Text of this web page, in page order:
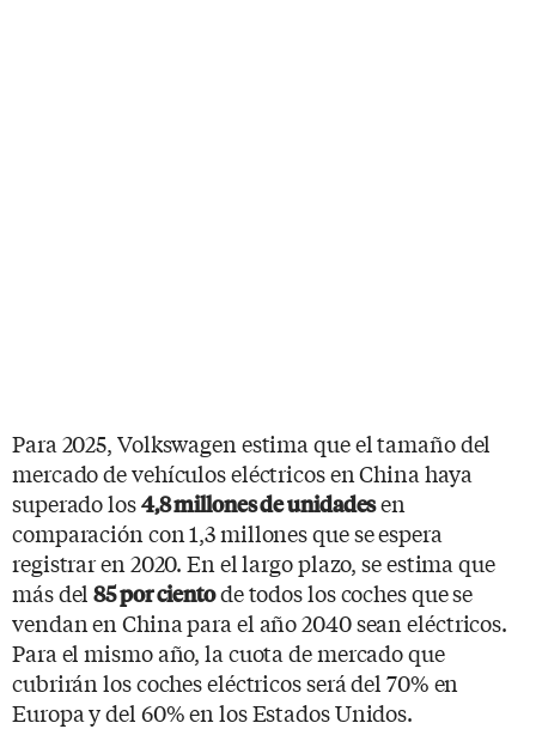
Para 2025, Volkswagen estima que el tamaño del
mercado de vehículos eléctricos en China haya
superado los4,8 millones de unidadesen
comparación con 1,3 millones que se espera
registrar en 2020. En el largo plazo, se estima que
más del85 por cientode todos los coches que se
vendan en China para el año 2040 sean eléctricos.
Para el mismo año, la cuota de mercado que
cubrirán los coches eléctricos será del 70% en
Europa y del 60% en los Estados Unidos.